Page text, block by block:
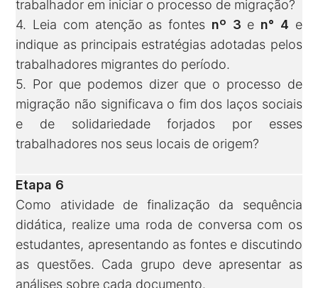
trabalhador em iniciar o processo de migração?
4. Leia com atenção as fontes nº 3 e n° 4 e
indique as principais estratégias adotadas pelos
trabalhadores migrantes do período.
5. Por que podemos dizer que o processo de
migração não significava o fim dos laços sociais
e de solidariedade forjados por esses
trabalhadores nos seus locais de origem?
Etapa 6
Como atividade de finalização da sequência
didática, realize uma roda de conversa com os
estudantes, apresentando as fontes e discutindo
as questões. Cada grupo deve apresentar as
análises sobre cada documento.